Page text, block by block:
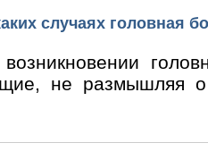
случаях головная
не размышляя о